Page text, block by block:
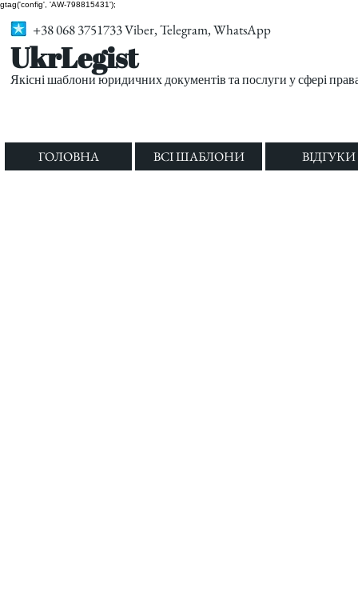
gtag('config', 'AW-798815431');
+38 068 3751733 Viber, Telegram, WhatsApp
UkrLegist
Якісні шаблони юридичних документів та послуги у сфері
ГОЛОВНА ВСІ ШАБЛОНИ ВІДГУКИ